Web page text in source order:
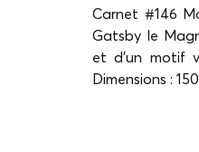
Carnet #146
Gatsby le
et d’un motif
Dimensions :